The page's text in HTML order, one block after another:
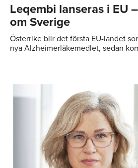
Leqembi lanseras i EU
om Sverige
Österrike blir det första EU-landet
nya Alzheimerläkemedlet, sedan